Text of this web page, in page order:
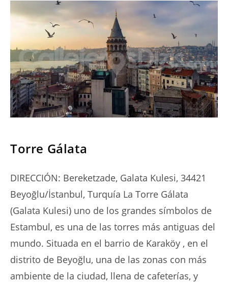
Torre Gálata
DIRECCIÓN: Bereketzade, Galata Kulesi, 34421
Beyoğlu/İstanbul, Turquía La Torre Gálata
(Galata Kulesi) uno de los grandes símbolos de
Estambul, es una de las torres más antiguas del
mundo. Situada en el barrio de Karaköy , en el
distrito de Beyoğlu, una de las zonas con más
ambiente de la ciudad, llena de cafeterías, y